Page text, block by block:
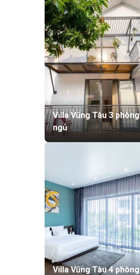
Villa Vũng Tàu 3 phòng
ngủ
Villa Vũng Tàu 4 phòng